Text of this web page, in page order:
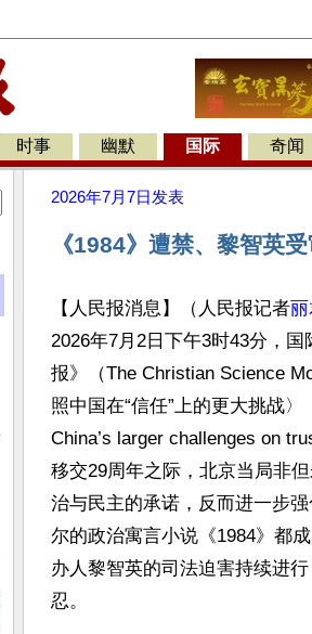
时事 幽默 国际 奇闻
2026年7月7日 发表
《1984》遭禁、黎智英
【人民报消息】（人民报记者
2026年7月2日下午3时43分，
报》（The Christian Science
照中国在“信任”上的更大挑战
China’s larger challenges on
移交29周年之际，北京当局非
治与民主的承诺，反而进一步
尔的政治寓言小说《1984》都
办人黎智英的司法迫害持续进
忍。